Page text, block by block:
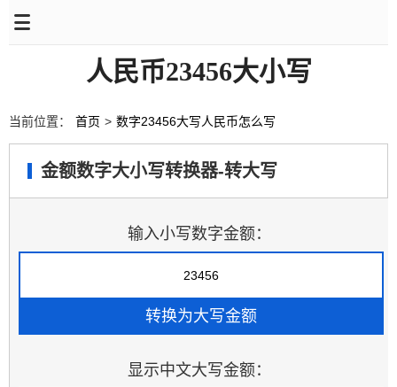
人民币23456大小写
当前位置： 首页 > 数字23456大写人民币怎么写
金额数字大小写转换器-转大写
输入小写数字金额：
显示中文大写金额：